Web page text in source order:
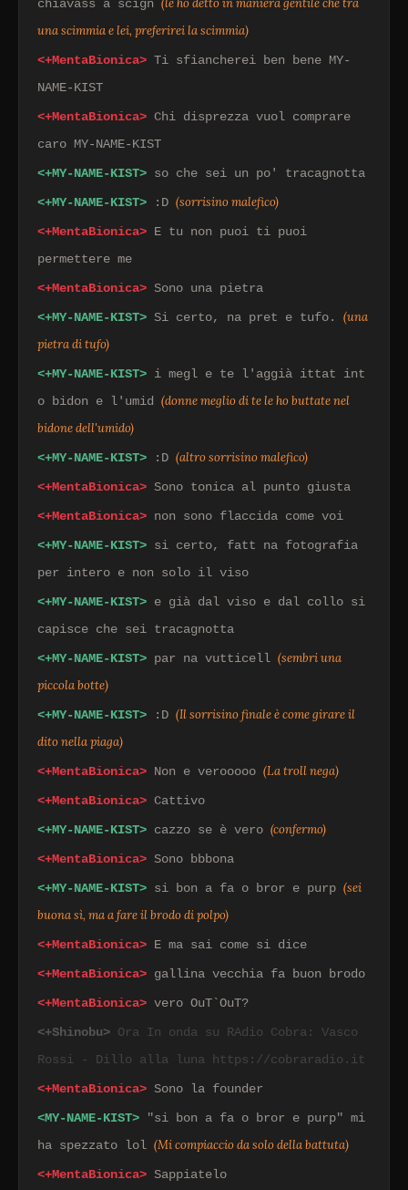
chiavass a scign (le ho detto in maniera gentile che tra
una scimmia e lei, preferirei la scimmia)
<+MentaBionica> Ti sfiancherei ben bene MY-
NAME-KIST
<+MentaBionica> Chi disprezza vuol comprare
caro MY-NAME-KIST
<+MY-NAME-KIST> so che sei un po' tracagnotta
<+MY-NAME-KIST>
:D (sorrisino malefico)
<+MentaBionica> E tu non puoi ti puoi
permettere me
<+MentaBionica> Sono una pietra
<+MY-NAME-KIST> Si certo, na pret e tufo.
(una
pietra di tufo)
<+MY-NAME-KIST> i megl e te l'aggià ittat int
o bidon e l'umid
(donne meglio di te le ho buttate nel
bidone dell'umido)
<+MY-NAME-KIST> :D (altro sorrisino malefico)
<+MentaBionica> Sono tonica al punto giusta
<+MentaBionica> non sono flaccida come voi
<+MY-NAME-KIST> si certo, fatt na fotografia
per intero e non solo il viso
<+MY-NAME-KIST> e già dal viso e dal collo si
capisce che sei tracagnotta
<+MY-NAME-KIST> par na vutticell (sembri una
piccola botte)
<+MY-NAME-KIST> :D (Il sorrisino finale è come girare il
dito nella piaga)
<+MentaBionica> Non e verooooo (La troll nega)
<+MentaBionica> Cattivo
<+MY-NAME-KIST> cazzo se è vero (confermo)
<+MentaBionica> Sono bbbona
<+MY-NAME-KIST> si bon a fa o bror e purp (sei
buona sì, ma a fare il brodo di polpo)
<+MentaBionica> E ma sai come si dice
<+MentaBionica> gallina vecchia fa buon brodo
<+MentaBionica> vero OuT`OuT?
<+Shinobu> Ora In onda su RAdio Cobra: Vasco
Rossi - Dillo alla luna https://cobraradio.it
<+MentaBionica> Sono la founder
<MY-NAME-KIST>
"si bon a fa o bror e purp" mi
ha spezzato lol (Mi compiaccio da solo della battuta)
<+MentaBionica> Sappiatelo